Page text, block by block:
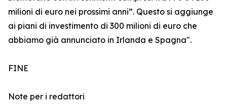
milioni di euro nei prossimi anni”. Questo si aggiunge
ai piani di investimento di 300 milioni di euro che
abbiamo già annunciato in Irlanda e Spagna".
FINE
Note per i redattori